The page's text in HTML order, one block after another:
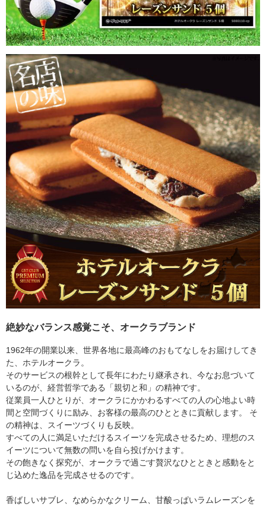
絶妙なバランス感覚こそ、オークラブランド
1962年の開業以来、世界各地に最高峰のおもてなしをお届けしてき
た、ホテルオークラ。
そのサービスの根幹として長年にわたり継承され、今なお息づいて
いるのが、経営哲学である「親切と和」の精神です。
従業員一人ひとりが、オークラにかかわるすべての人の心地よい時
間と空間づくりに励み、お客様の最高のひとときに貢献します。 そ
の精神は、スイーツづくりも反映。
すべての人に満足いただけるスイーツを完成させるため、理想のス
イーツについて無数の問いを自ら投げかけます。
その飽きなく探究が、オークラで過ごす贅沢なひとときと感動をと
じ込めた逸品を完成させるのです。
香ばしいサブレ、なめらかなクリーム、甘酸っぱいラムレーズンを